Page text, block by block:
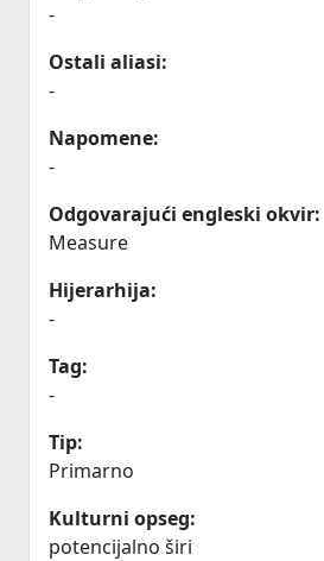
-
Ostali aliasi:
-
Napomene:
-
Odgovarajući engleski okvir:
Measure
Hijerarhija:
-
Tag:
-
Tip:
Primarno
Kulturni opseg:
potencijalno širi